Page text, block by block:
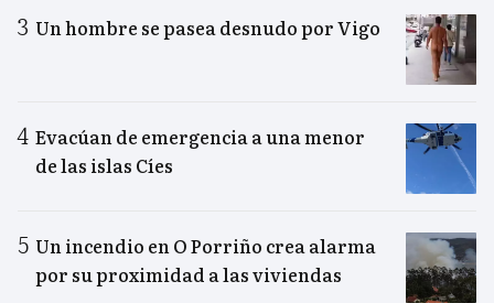
Un hombre se pasea desnudo por Vigo
Evacúan de emergencia a una menor
de las islas Cíes
Un incendio en O Porriño crea alarma
por su proximidad a las viviendas